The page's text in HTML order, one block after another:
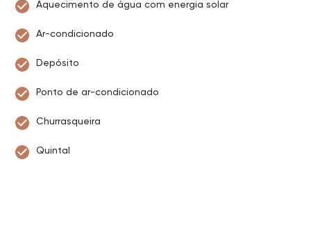
Aquecimento de água com energia solar
Ar-condicionado
Depósito
Ponto de ar-condicionado
Churrasqueira
Quintal